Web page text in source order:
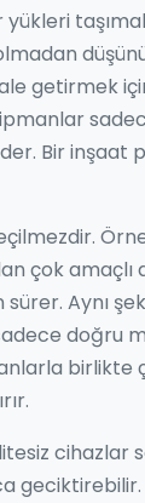
yükleri
getirmek
Bir inşaat
çok amaçlı
Aynı
doğru
birlikte
cihazlar
geciktirebilir.